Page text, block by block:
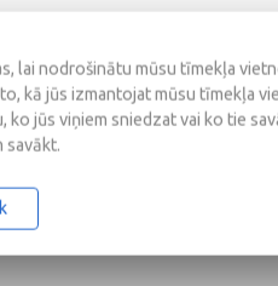
lai nodrošinātu mūsu tīmekļa
kā jūs izmantojat mūsu tīmekļa
jūs viņiem sniedzat vai ko tie
savākt.